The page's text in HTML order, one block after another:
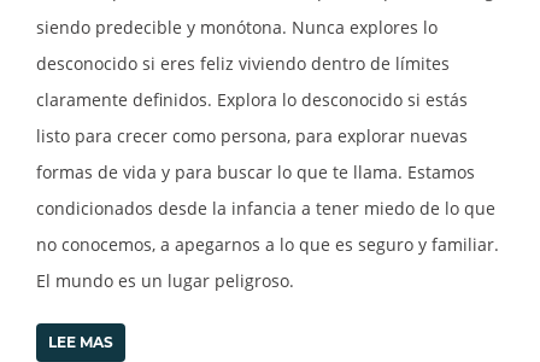
siendo predecible y monótona. Nunca explores lo
desconocido si eres feliz viviendo dentro de límites
claramente definidos. Explora lo desconocido si estás
listo para crecer como persona, para explorar nuevas
formas de vida y para buscar lo que te llama. Estamos
condicionados desde la infancia a tener miedo de lo que
no conocemos, a apegarnos a lo que es seguro y familiar.
El mundo es un lugar peligroso.
LEE MAS